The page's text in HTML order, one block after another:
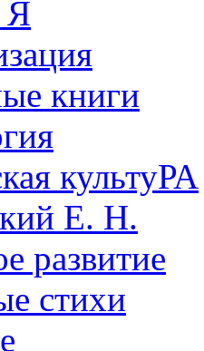
Я
книги
культуРА
Е. Н.
развитие
стихи